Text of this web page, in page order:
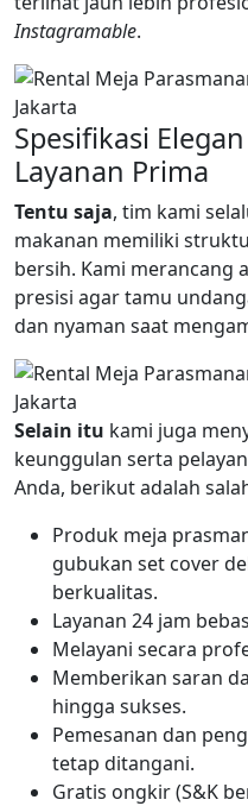
Instagramable.
Spesifikasi
Layanan Prima
Tentu saja, tim kami
makanan memiliki
bersih. Kami merancang
presisi agar tamu
dan nyaman saat
Selain itu kami juga
keunggulan serta
Anda, berikut adalah
Produk meja
gubukan set cover
berkualitas.
Layanan 24 jam
Melayani secara
Memberikan saran
hingga sukses.
Pemesanan dan
tetap ditangani.
Gratis ongkir (S&K